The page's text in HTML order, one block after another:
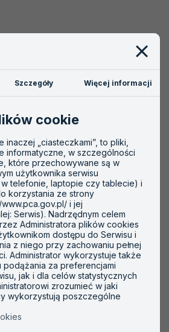
inżynierii środowiska (środowiskowe
laboratoria akredytowane do
(P)
szkodliwe i uciążliwe)
(czynniki fizyczne)
Szczegóły Więcej informacji
cookie
inaczej „ciasteczkami”, to pliki,
informatyczne, w szczególności
które przechowywane są w
użytkownika serwisu
telefonie, laptopie czy tablecie) i
korzystania ze strony
i jej
Serwis). Nadrzędnym celem
Administratora plików cookies
dostępu do Serwisu i
z niego przy zachowaniu pełnej
Administrator wykorzystuje także
za preferencjami
jak i dla celów statystycznych
zrozumieć w jaki
wykorzystują poszczególne